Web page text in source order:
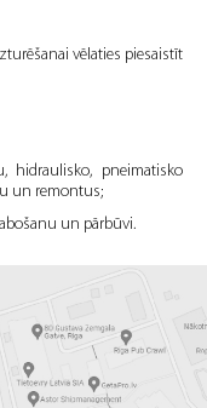
vēlaties piesaistīt
hidraulisko, pneimatisko
un remontus;
un pārbūvi.